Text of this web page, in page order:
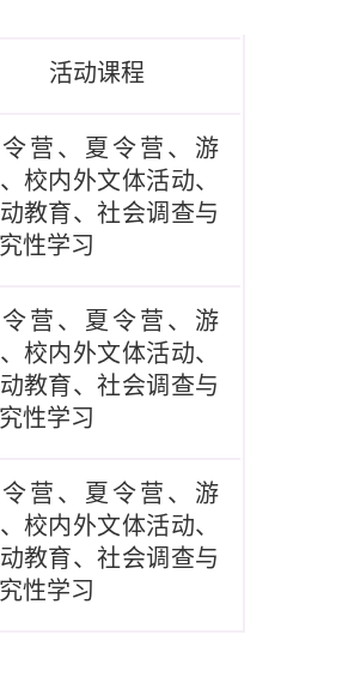
活动课程
营、夏令营、游
校内外文体活动、
教育、社会调查与
性学习
营、夏令营、游
校内外文体活动、
教育、社会调查与
性学习
营、夏令营、游
校内外文体活动、
教育、社会调查与
性学习